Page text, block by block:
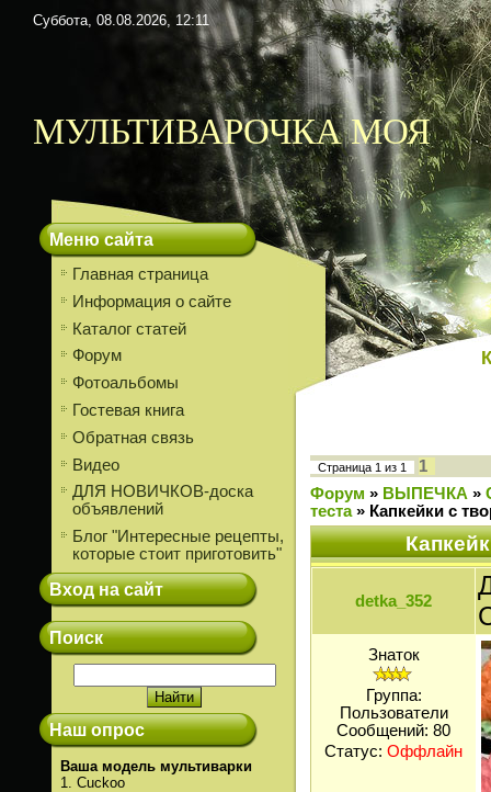
Суббота, 08.08.2026, 12:11
МУЛЬТИВАРОЧКА МОЯ
Меню сайта
Главная страница
Информация о сайте
Каталог статей
Форум
Фотоальбомы
Гостевая книга
Обратная связь
Видео
ДЛЯ НОВИЧКОВ-доска
объявлений
Блог "Интересные рецепты,
которые стоит приготовить"
Вход на сайт
Поиск
Наш опрос
Ваша модель мультиварки
1. Cuckoo
Страница 1 из 1
1
Форум » ВЫПЕЧКА »
теста » Капкейки c
detka_352
Знаток
Группа:
Пользователи
Сообщений: 80
Статус: Оффлайн